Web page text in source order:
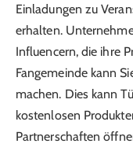
Einladungen zu
erhalten.
Influencern, die ihre
Fangemeinde kann
machen. Dies kann
kostenlosen
Partnerschaften